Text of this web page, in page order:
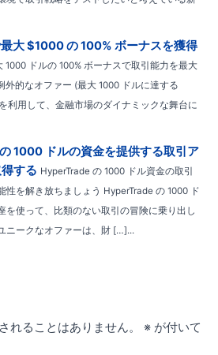
大 $1000 の 100% ボーナスを獲得
1000 ドルの 100% ボーナスで取引能力を最大
外的なオファー (最大 1000 ドルに達する
利用して、金融市場のダイナミックな舞台に
1000 ドルの資金を提供する取引ア
する HyperTrade の 1000 ドル資金の取引
性を解き放ちましょう HyperTrade の 1000 ド
を使って、比類のない取引の冒険に乗り出し
ニークなオファーは、財 […]...
れることはありません。 ※ が付いて